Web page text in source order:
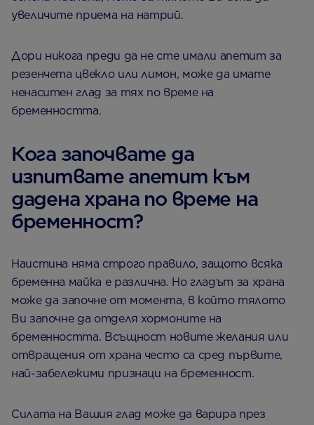
увеличите приема на натрий.
Дори никога преди да не сте имали апетит за
резенчета цвекло или лимон, може да имате
ненаситен глад за тях по време на
бременността.
Кога започвате да
изпитвате апетит към
дадена храна по време на
бременност?
Наистина няма строго правило, защото всяка
бременна майка е различна. Но гладът за храна
може да започне от момента, в който тялото
Ви започне да отделя хормоните на
бременността. Всъщност новите желания или
отвращения от храна често са сред първите,
най-забележими признаци на бременност.
Силата на Вашия глад може да варира през